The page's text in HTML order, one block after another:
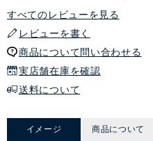
すべてのレビューを見る
レビューを書く
商品について問い合わせる
実店舗在庫を確認
送料について
イメージ 商品について